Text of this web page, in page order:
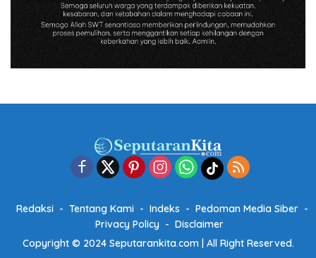
Redaksi Tentang Kami Indeks
Pedoman Media Siber
Privacy Policy
Disclaimer
Copyright © 2024 Seputarankita.com | All Right Reserved.